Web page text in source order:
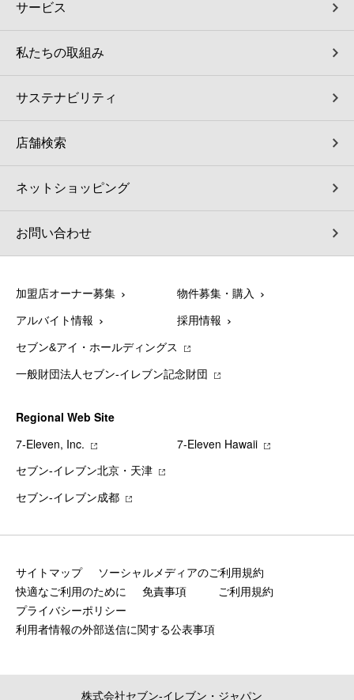
サービス
私たちの取組み
サステナビリティ
店舗検索
ネットショッピング
お問い合わせ
加盟店オーナー募集 物件募集・購入
アルバイト情報 採用情報
セブン&アイ・ホールディングス
一般財団法人セブン-イレブン記念財団
Regional Web Site
7‐Eleven, Inc.
7‐Eleven Hawaii
セブン‐イレブン北京・天津
セブン‐イレブン成都
サイトマップ
ソーシャルメディアのご利用規約
快適なご利用のために
免責事項
ご利用規約
プライバシーポリシー
利用者情報の外部送信に関する公表事項
株式会社セブン‐イレブン・ジャパン